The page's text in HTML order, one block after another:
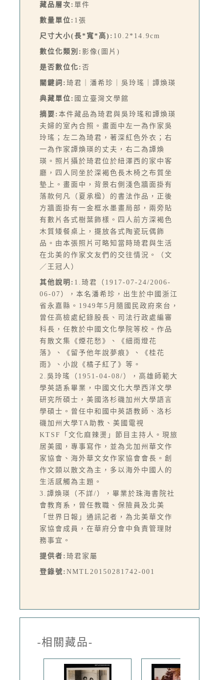
藏品層次: 單件
數量單位: 1張
尺寸大小(長*寬*高): 10.2*14.9cm
數位化類別: 影像(圖片)
是否數位化: 否
關鍵詞: 琦君｜潘希珍｜吳玲瑤｜譚煥瑛
典藏單位: 國立臺灣文學館
摘要: 本件藏品為琦君與吳玲瑤和譚煥瑛
夫婦的室內合照。畫面中左一為作家吳
玲瑤；左二為琦君，著深紅色外衣；右
一為作家譚煥瑛的丈夫，右二為譚煥
瑛。照片攝於琦君位於紐澤西的家中客
廳，四人同坐於深褐色長木椅之布質坐
墊上。畫面中，背景右側淺色牆面掛有
落款何凡（夏承楹）的書法作品，正後
方牆面掛有一金框水墨畫局部，兩旁貼
有數片各式樹葉飾樣。四人前方深褐色
木質矮餐桌上，擺放各式陶瓷玩偶飾
品。由本張照片可略知當時琦君與生活
在北美的作家文友們的交往情況。（文
／王冠人）
其他說明: 1.琦君（1917-07-24/2006-
06-07），本名潘希珍，出生於中國浙江
省永嘉縣。1949年5月隨國民政府來台，
曾任高檢處紀錄股長、司法行政處編審
科長，任教於中國文化學院等校。作品
有散文集《煙花愁》、《細雨燈花
落》、《留予他年說夢痕》、《桂花
雨》、小說《橘子紅了》等。
2.吳玲瑤（1951-04-08/），高雄師範大
學英語系畢業，中國文化大學西洋文學
研究所碩士，美國洛杉磯加州大學語言
學碩士。曾任中和國中英語教師、洛杉
磯加州大學TA助教、美國電視
KTSF「文化麻辣燙」節目主持人。現旅
居美國，專事寫作，並為北加州華文作
家協會、海外華文女作家協會會長。創
作文類以散文為主，多以海外中國人的
生活感觸為主題。
3.譚煥瑛（不詳/），畢業於珠海書院社
會教育系，曾任教職、保險員及北美
「世界日報」通訊記者，為北美華文作
家協會成員，在華府分會中負責管理財
務事宜。
提供者: 琦君家屬
登錄號: NMTL20150281742-001
-相關藏品-